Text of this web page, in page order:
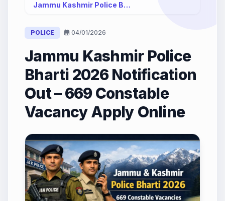
Jammu Kashmir Police Bharti 2026...
POLICE 04/01/2026
Jammu Kashmir Police
Bharti 2026 Notification
Out – 669 Constable
Vacancy Apply Online